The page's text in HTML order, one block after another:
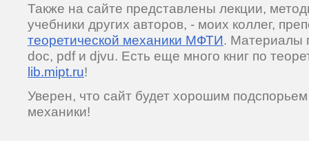
Также на сайте представлены лекции,
учебники других авторов, - моих коллег,
теоретической механики МФТИ. Материалы
doc, pdf и djvu. Есть еще много книг по
lib.mipt.ru!
Уверен, что сайт будет хорошим
механики!